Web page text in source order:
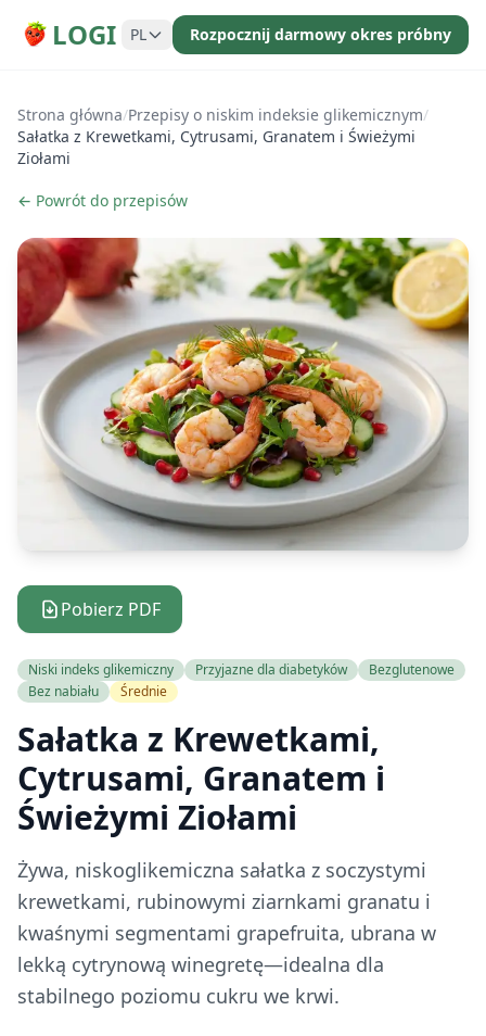
LOGI PL Rozpocznij darmowy okres próbny
Strona główna/Przepisy o niskim indeksie glikemicznym/
Sałatka z Krewetkami, Cytrusami, Granatem i Świeżymi
Ziołami
← Powrót do przepisów
Pobierz PDF
Niski indeks glikemiczny Przyjazne dla diabetyków
Bezglutenowe
Bez nabiału
Średnie
Sałatka z Krewetkami,
Cytrusami, Granatem i
Świeżymi Ziołami
Żywa, niskoglikemiczna sałatka z soczystymi
krewetkami, rubinowymi ziarnkami granatu i
kwaśnymi segmentami grapefruita, ubrana w
lekką cytrynową winegretę—idealna dla
stabilnego poziomu cukru we krwi.